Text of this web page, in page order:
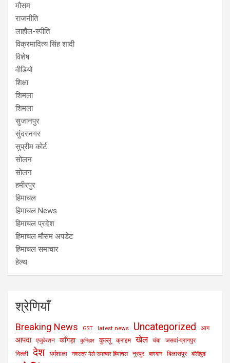
मौसम
राजनीति
लाहौल-स्पीति
विक्रमादित्य सिंह शादी
विशेष
वीडियो
शिक्षा
शिमला
शिमला
सुजानपुर
सुंदरनगर
सुप्रीम कोर्ट
सोलन
सोलन
हमीरपुर
हिमाचल
हिमाचल News
हिमाचल प्रदेश
हिमाचल मौसम अपडेट
हिमाचल समाचार
हेल्थ
श्रेणियाँ
Breaking News GST latest news Uncategorized आग
आपदा एजुकेशन काँगड़ा कुनिहार कुल्लू क्राइम खेल चंबा
जसवां-प्रागपुर
दिल्ली
देश धर्मशाला नवरात्र मेले समाचार हिमाचल नूरपुर बागवान बिलासपुर बॉलीवुड